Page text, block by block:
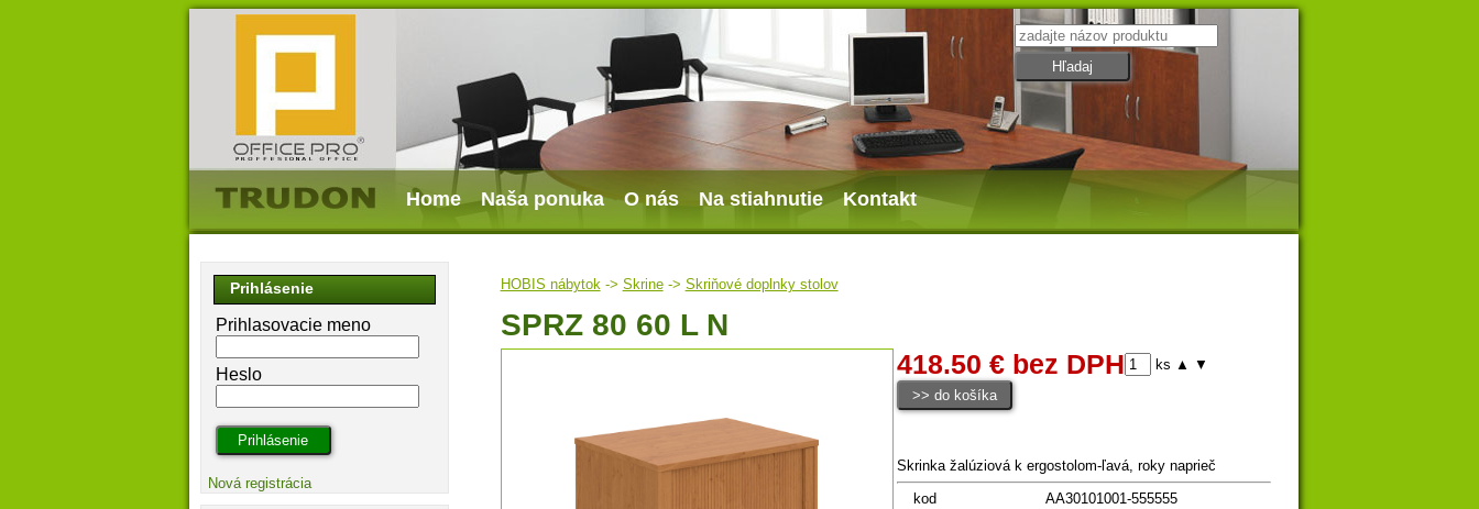
Home Naša ponuka O nás Na stiahnutie Kontakt
HOBIS nábytok-> Skrine-> Skriňové doplnky stolov
SPRZ 80 60 L N
418.50 € bez DPH ks ▲ ▼
Skrinka žalúziová k ergostolom-ľavá, roky naprieč
kod
AA30101001-555555
Prihlásenie
Prihlasovacie meno
Heslo
Nová registrácia